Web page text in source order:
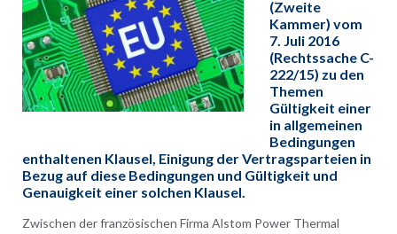
(Zweite
Kammer) vom
7. Juli 2016
(Rechtssache C-
222/15) zu den
Themen
Gültigkeit einer
in allgemeinen
Bedingungen
enthaltenen Klausel, Einigung der Vertragsparteien in
Bezug auf diese Bedingungen und Gültigkeit und
Genauigkeit einer solchen Klausel.
Zwischen der französischen Firma Alstom Power Thermal